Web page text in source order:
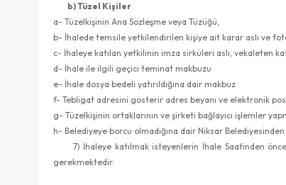
b) Tüzel Kişiler
a- Tüzelkişinin Ana Sözleşme veya Tüzüğü,
b- İhalede temsile yetkilendirilen kişiye ait karar aslı ve
c- İhaleye katılan yetkilinin imza sirküleri aslı, vekaleten
d- İhale ile ilgili geçici teminat makbuzu
e- İhale dosya bedeli yatırıldığına dair makbuz
f- Tebligat adresini gösterir adres beyanı ve elektronik
g- Tüzelkişinin ortaklarının ve şirketi bağlayıcı işlemler
h- Belediyeye borcu olmadığına dair Niksar Belediyesinden
7) İhaleye katılmak isteyenlerin İhale Saatinden
gerekmektedir.